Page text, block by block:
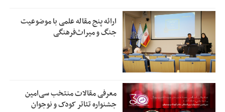
ارائه پنج مقاله علمی با موضوعیت
جنگ و میراث‌فرهنگی
معرفی مقالات منتخب سی‌امین
جشنواره تئاتر کودک و نوجوان